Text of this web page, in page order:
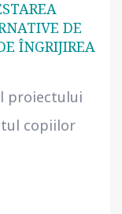
DE
ÎNGRIJIREA
proiectului
copiilor